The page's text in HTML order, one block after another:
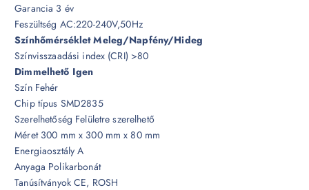
Garancia 3 év
Feszültség AC:220-240V,50Hz
Színhőmérséklet Meleg/Napfény/Hideg
Színvisszaadási index (CRI) >80
Dimmelhető Igen
Szín Fehér
Chip típus SMD2835
Szerelhetőség Felületre szerelhető
Méret 300 mm x 300 mm x 80 mm
Energiaosztály A
Anyaga Polikarbonát
Tanúsítványok CE, ROSH